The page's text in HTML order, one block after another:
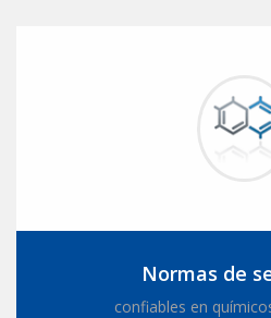
Normas de
confiables en